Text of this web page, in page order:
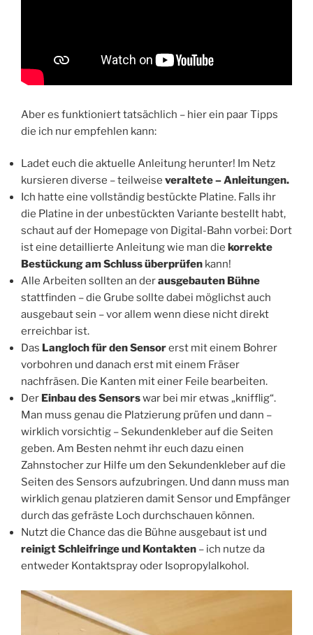
Aber es funktioniert tatsächlich – hier ein paar Tipps
die ich nur empfehlen kann:
Ladet euch die aktuelle Anleitung herunter! Im Netz
kursieren diverse – teilweise veraltete – Anleitungen.
Ich hatte eine vollständig bestückte Platine. Falls ihr
die Platine in der unbestückten Variante bestellt habt,
schaut auf der Homepage von Digital-Bahn vorbei: Dort
ist eine detaillierte Anleitung wie man die korrekte
Bestückung am Schluss überprüfen kann!
Alle Arbeiten sollten an derausgebauten Bühne
stattfinden – die Grube sollte dabei möglichst auch
ausgebaut sein – vor allem wenn diese nicht direkt
erreichbar ist.
Das Langloch für den Sensorerst mit einem Bohrer
vorbohren und danach erst mit einem Fräser
nachfräsen. Die Kanten mit einer Feile bearbeiten.
Der Einbau des Sensorswar bei mir etwas „knifflig“.
Man muss genau die Platzierung prüfen und dann –
wirklich vorsichtig – Sekundenkleber auf die Seiten
geben. Am Besten nehmt ihr euch dazu einen
Zahnstocher zur Hilfe um den Sekundenkleber auf die
Seiten des Sensors aufzubringen. Und dann muss man
wirklich genau platzieren damit Sensor und Empfänger
durch das gefräste Loch durchschauen können.
Nutzt die Chance das die Bühne ausgebaut ist und
reinigt Schleifringe und Kontakten – ich nutze da
entweder Kontaktspray oder Isopropylalkohol.